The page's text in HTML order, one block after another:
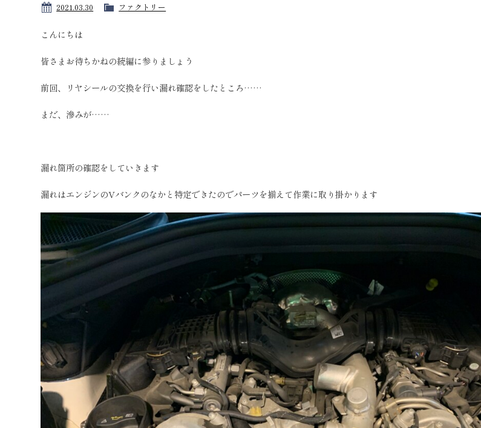
2021.03.30 ファクトリー
こんにちは
皆さまお待ちかねの続編に参りましょう
前回、リヤシールの交換を行い漏れ確認をしたところ……
まだ、滲みが……
漏れ箇所の確認をしていきます
漏れはエンジンのVバンクのなかと特定できたのでパーツを揃えて作業に取り掛かります